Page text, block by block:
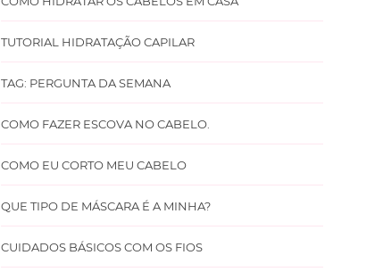
TUTORIAL HIDRATAÇÃO CAPILAR
TAG: PERGUNTA DA SEMANA
COMO FAZER ESCOVA NO CABELO.
COMO EU CORTO MEU CABELO
QUE TIPO DE MÁSCARA É A MINHA?
CUIDADOS BÁSICOS COM OS FIOS